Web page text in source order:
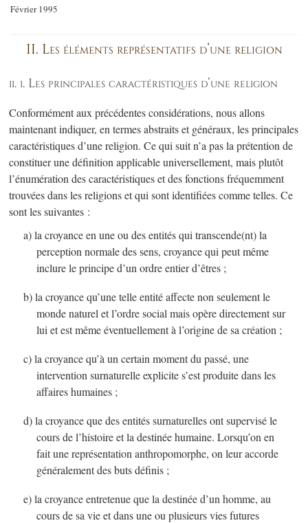
Février 1995
II. Les éléments représentatifs d’une religion
ii. i. Les principales caractéristiques d’une religion
Conformément aux précédentes considérations, nous allons
maintenant indiquer, en termes abstraits et généraux, les principales
caractéristiques d’une religion. Ce qui suit n’a pas la prétention de
constituer une définition applicable universellement, mais plutôt
l’énumération des caractéristiques et des fonctions fréquemment
trouvées dans les religions et qui sont identifiées comme telles. Ce
sont les suivantes :
a) la croyance en une ou des entités qui transcende(nt) la
perception normale des sens, croyance qui peut même
inclure le principe d’un ordre entier d’êtres ;
b) la croyance qu’une telle entité affecte non seulement le
monde naturel et l’ordre social mais opère directement sur
lui et est même éventuellement à l’origine de sa création ;
c) la croyance qu’à un certain moment du passé, une
intervention surnaturelle explicite s’est produite dans les
affaires humaines ;
d) la croyance que des entités surnaturelles ont supervisé le
cours de l’histoire et la destinée humaine. Lorsqu’on en
fait une représentation anthropomorphe, on leur accorde
généralement des buts définis ;
e) la croyance entretenue que la destinée d’un homme, au
cours de sa vie et dans une ou plusieurs vies futures